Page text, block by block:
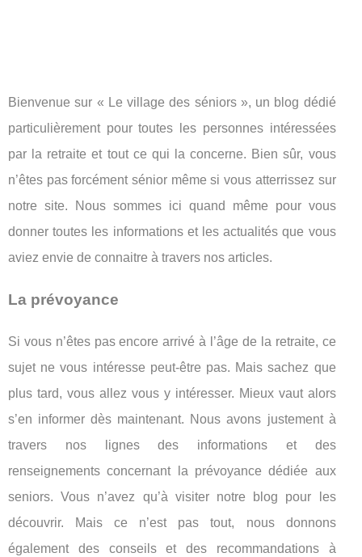
Bienvenue sur « Le village des séniors », un blog dédié
particulièrement pour toutes les personnes intéressées
par la retraite et tout ce qui la concerne. Bien sûr, vous
n’êtes pas forcément sénior même si vous atterrissez sur
notre site. Nous sommes ici quand même pour vous
donner toutes les informations et les actualités que vous
aviez envie de connaitre à travers nos articles.
La prévoyance
Si vous n’êtes pas encore arrivé à l’âge de la retraite, ce
sujet ne vous intéresse peut-être pas. Mais sachez que
plus tard, vous allez vous y intéresser. Mieux vaut alors
s’en informer dès maintenant. Nous avons justement à
travers nos lignes des informations et des
renseignements concernant la prévoyance dédiée aux
seniors. Vous n’avez qu’à visiter notre blog pour les
découvrir. Mais ce n’est pas tout, nous donnons
également des conseils et des recommandations à